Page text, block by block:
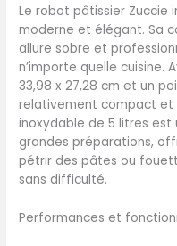
Temporisation: La
pâtissier Zuccie,
d'une fonction de
temps programmé
de libérer vos
respectant
autorisé en haut
vous soucier d'un
court. Extrêmement
en silicone souple
fonctionnement,
Le robot pâtissier Zuccie
moderne et élégant. Sa
allure sobre et
n’importe quelle cuisine.
33,98 x 27,28 cm et un
relativement compact et
inoxydable de 5 litres est
grandes préparations,
pétrir des pâtes ou
sans difficulté.
Performances et